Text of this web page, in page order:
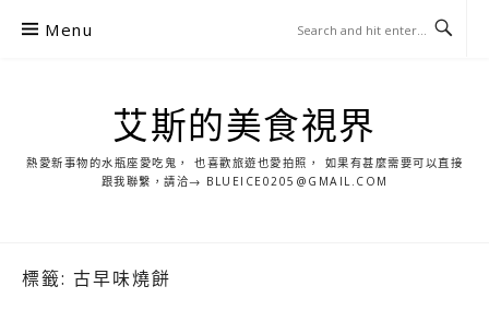
Menu
艾斯的美食視界
熱愛新事物的水瓶座愛吃鬼， 也喜歡旅遊也愛拍照， 如果有甚麼需要可以直接
跟我聯繫，請洽→ BLUEICE0205@GMAIL.COM
標籤: 古早味燒餅